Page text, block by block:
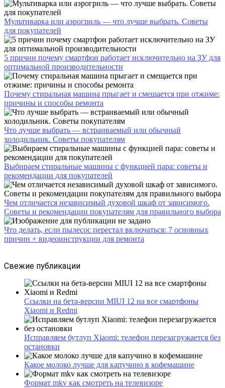
Мультиварка или аэрогриль — что лучше выбрать. Советы
для покупателей
5 причин почему смартфон работает исключительно на ЗУ для
оптимальной производительности
Почему стиральная машина прыгает и смещается при отжиме:
причины и способы ремонта
Что лучше выбрать — встраиваемый или обычный
холодильник. Советы покупателям
Выбираем стиральные машины с функцией пара: советы и
рекомендации для покупателей
Чем отличается независимый духовой шкаф от зависимого.
Советы и рекомендации покупателям для правильного выбора
Что делать, если пылесос перестал включаться: 7 основных
причин + видеоинструкции для ремонта
Свежие публикации
Ссылки на бета-версии MIUI 12 на все смартфоны
Xiaomi и Redmi
Исправляем бутлуп Xiaomi: телефон перезагружается без
остановки
Какое молоко лучше для капучино в кофемашине
Формат mkv как смотреть на телевизоре